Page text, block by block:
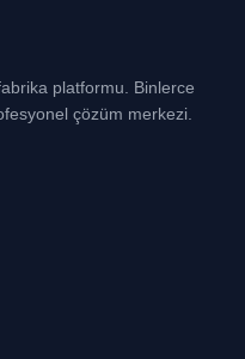
platformu. Binlerce
çözüm merkezi.